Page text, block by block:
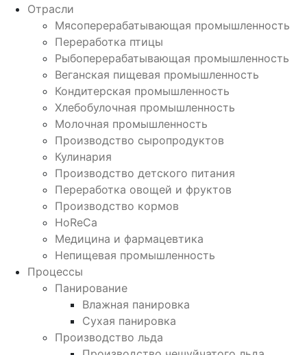
Отрасли
Мясоперерабатывающая промышленность
Переработка птицы
Рыбоперерабатывающая промышленность
Веганская пищевая промышленность
Кондитерская промышленность
Хлебобулочная промышленность
Молочная промышленность
Производство сыропродуктов
Кулинария
Производство детского питания
Переработка овощей и фруктов
Производство кормов
HoReCa
Медицина и фармацевтика
Непищевая промышленность
Процессы
Панирование
Влажная панировка
Сухая панировка
Производство льда